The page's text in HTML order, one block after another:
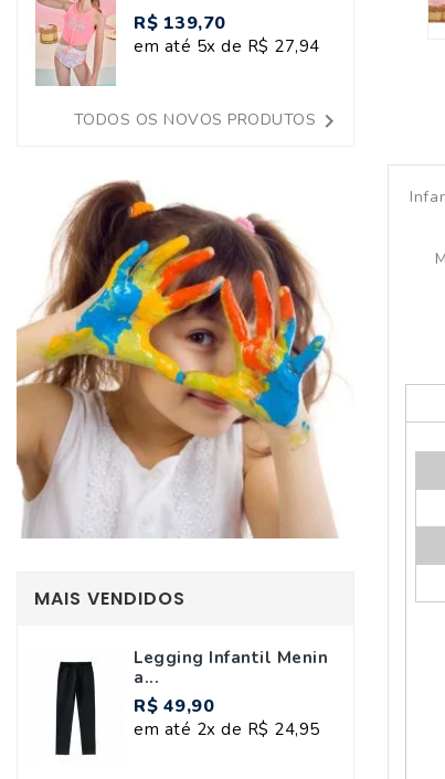
R$ 139,70
em até 5x de R$ 27,94
TODOS OS NOVOS PRODUTOS 
MAIS VENDIDOS
Legging Infantil Menin
A...
R$ 49,90
em até 2x de R$ 24,95